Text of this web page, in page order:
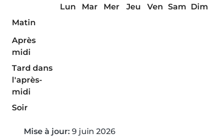
Lun Mar Mer Jeu Ven Sam Dim
Matin
Après
midi
Tard dans
l'après-
midi
Soir
Mise à jour: 9 juin 2026